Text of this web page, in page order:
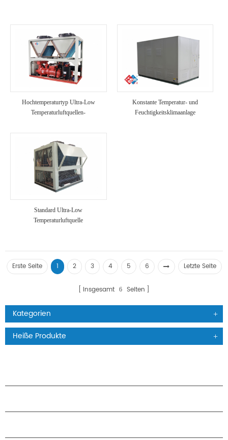
Hochtemperaturtyp Ultra-Low
Temperaturluftquellen-
Konstante Temperatur- und
Feuchtigkeitsklimaanlage
Standard Ultra-Low
Temperaturluftquelle
Erste Seite 1 2 3 4 5 6 Letzte Seite
Insgesamt 6 Seiten
Kategorien
Heiße Produkte